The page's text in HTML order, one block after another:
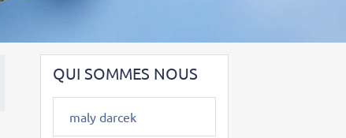
QUI SOMMES NOUS
maly darcek